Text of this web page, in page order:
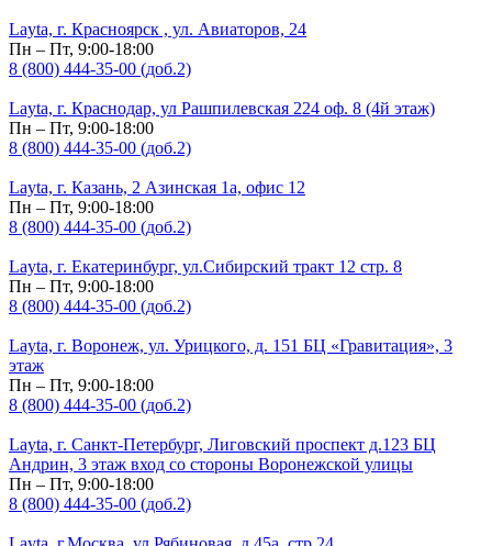
Layta, г. Красноярск , ул. Авиаторов, 24
Пн – Пт, 9:00-18:00
8 (800) 444-35-00 (доб.2)
Layta, г. Краснодар, ул Рашпилевская 224 оф. 8 (4й этаж)
Пн – Пт, 9:00-18:00
8 (800) 444-35-00 (доб.2)
Layta, г. Казань, 2 Азинская 1а, офис 12
Пн – Пт, 9:00-18:00
8 (800) 444-35-00 (доб.2)
Layta, г. Екатеринбург, ул.Сибирский тракт 12 стр. 8
Пн – Пт, 9:00-18:00
8 (800) 444-35-00 (доб.2)
Layta, г. Воронеж, ул. Урицкого, д. 151 БЦ «Гравитация», 3
этаж
Пн – Пт, 9:00-18:00
8 (800) 444-35-00 (доб.2)
Layta, г. Санкт-Петербург, Лиговский проспект д.123 БЦ
Андрин, 3 этаж вход со стороны Воронежской улицы
Пн – Пт, 9:00-18:00
8 (800) 444-35-00 (доб.2)